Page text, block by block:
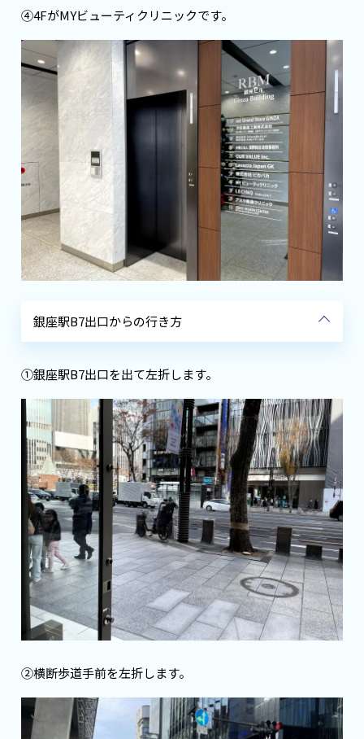
④4FがMYビューティクリニックです。
銀座駅B7出口からの行き方
①銀座駅B7出口を出て左折します。
②横断歩道手前を左折します。